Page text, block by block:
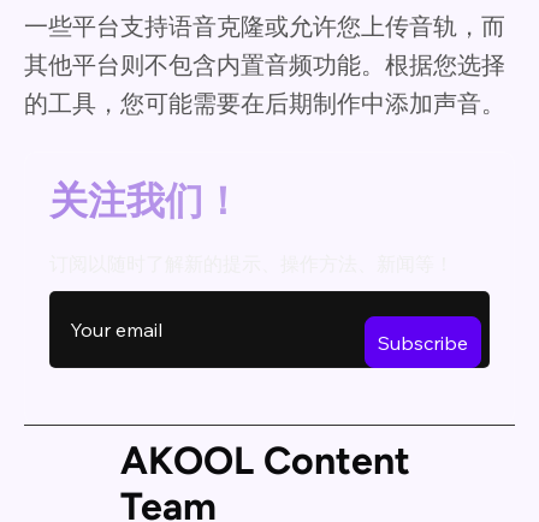
一些平台支持语音克隆或允许您上传音轨，而
其他平台则不包含内置音频功能。根据您选择
的工具，您可能需要在后期制作中添加声音。
关注我们！
AKOOL Content
Team